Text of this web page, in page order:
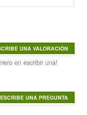
en escribir una!